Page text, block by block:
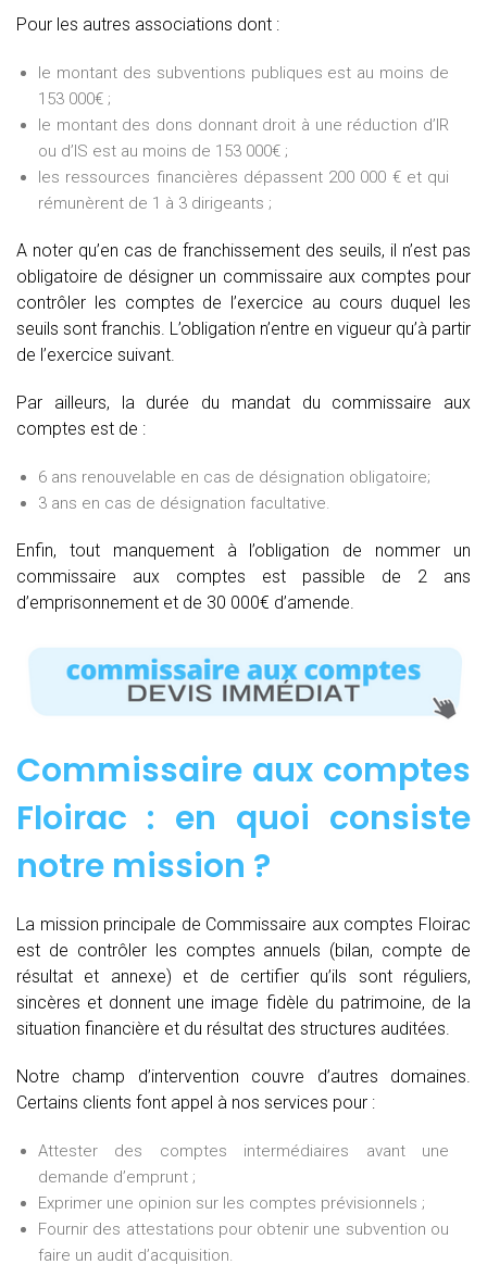
Pour les autres associations dont :
le montant des subventions publiques est au moins de
153 000€ ;
le montant des dons donnant droit à une réduction d’IR
ou d’IS est au moins de 153 000€ ;
les ressources financières dépassent 200 000 € et qui
rémunèrent de 1 à 3 dirigeants ;
A noter qu’en cas de franchissement des seuils, il n’est pas
obligatoire de désigner un commissaire aux comptes pour
contrôler les comptes de l’exercice au cours duquel les
seuils sont franchis. L’obligation n’entre en vigueur qu’à partir
de l’exercice suivant.
Par ailleurs, la durée du mandat du commissaire aux
comptes est de :
6 ans renouvelable en cas de désignation obligatoire;
3 ans en cas de désignation facultative.
Enfin, tout manquement à l’obligation de nommer un
commissaire aux comptes est passible de 2 ans
d’emprisonnement et de 30 000€ d’amende.
Commissaire aux comptes
Floirac : en quoi consiste
notre mission ?
La mission principale de Commissaire aux comptes Floirac
est de contrôler les comptes annuels (bilan, compte de
résultat et annexe) et de certifier qu’ils sont réguliers,
sincères et donnent une image fidèle du patrimoine, de la
situation financière et du résultat des structures auditées.
Notre champ d’intervention couvre d’autres domaines.
Certains clients font appel à nos services pour :
Attester des comptes intermédiaires avant une
demande d’emprunt ;
Exprimer une opinion sur les comptes prévisionnels ;
Fournir des attestations pour obtenir une subvention ou
faire un audit d’acquisition.